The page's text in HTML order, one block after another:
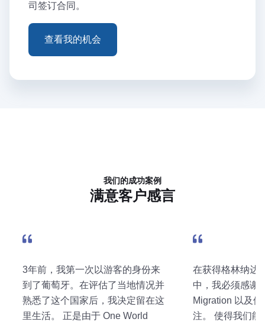
司签订合同。
查看我的机会
我们的成功案例
满意客户感言
3年前，我第一次以游客的身份来
到了葡萄牙。在评估了当地情况并
熟悉了这个国家后，我决定留在这
里生活。 正是由于 One World
在获得格林纳达
中，我必须感谢
Migration 以及
注。 使得我们能